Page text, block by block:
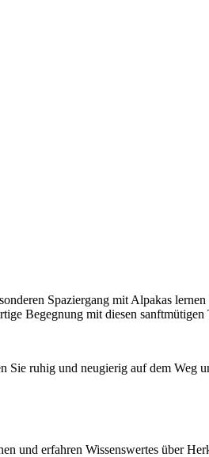
Spaziergang mit Alpakas
Begegnung mit diesen sanftmütigen
ruhig und neugierig auf dem Weg
und erfahren Wissenswertes über